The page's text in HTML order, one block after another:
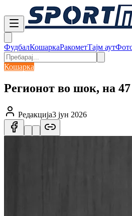
ФудбалКошаркаРакометТајм аут
Кошарка
Регионот во шок, на
Редакција3 јун 2026